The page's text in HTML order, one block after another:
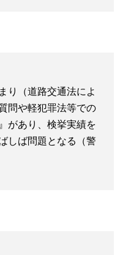
り（道路交通法によ
問や軽犯罪法等での
があり、検挙実績を
しば問題となる（警